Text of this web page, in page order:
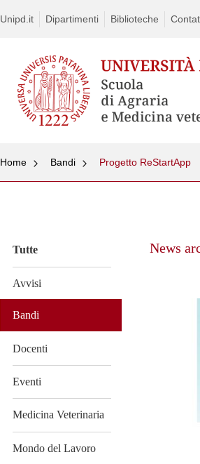
Unipd.it Dipartimenti Biblioteche
Home Bandi Progetto ReStartApp
Tutte
Avvisi
Bandi
Docenti
Eventi
Medicina Veterinaria
Mondo del Lavoro
News